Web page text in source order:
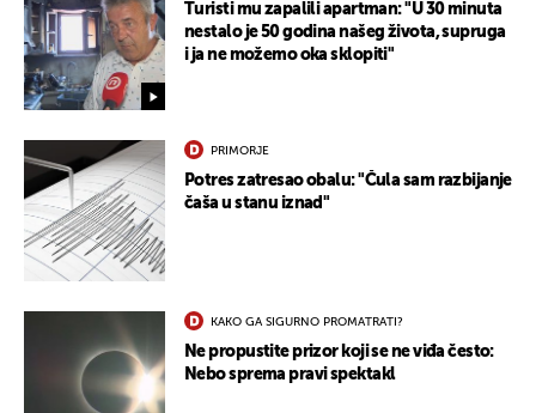
Turisti mu zapalili apartman: "U 30 minuta
nestalo je 50 godina našeg života, supruga
i ja ne možemo oka sklopiti"
PRIMORJE
Potres zatresao obalu: "Čula sam razbijanje
čaša u stanu iznad"
KAKO GA SIGURNO PROMATRATI?
Ne propustite prizor koji se ne viđa često:
Nebo sprema pravi spektakl